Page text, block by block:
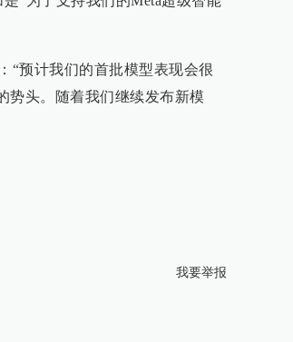
“预计我们的首批模型表现会很
势头。随着我们继续发布新模
我要举报